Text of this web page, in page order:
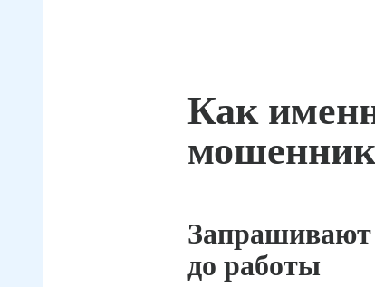
Как
Запрашивают
до работы